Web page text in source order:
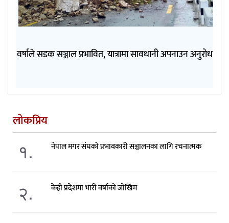
वर्षाले सडक सञ्जाल प्रभावित, यात्रामा सावधानी अपनाउन अनुरोध
लोकप्रिय
१. नेपाल मगर संघको प्रभावकारी सञ्चालनका लागि रचनात्मक
२. केही प्रदेशमा भारी वर्षाको जोखिम